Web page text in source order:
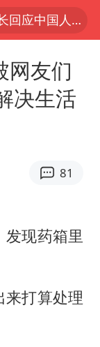
泰交通部副部长回应中国人遭歧视手势
1岁宝宝碰坏纸巾盒 宝妈被索赔924元
台风白海豚逼近 暴雨大暴雨来袭
男子杀人后逃进深山21年活得像野人
47岁妈妈突然产女 26岁女儿：很震惊
网友们
决生活
81
现药箱里
打算处理